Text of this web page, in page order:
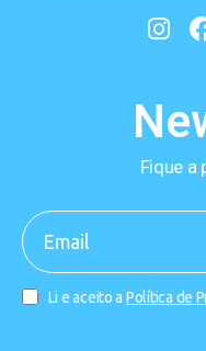
Fique a
Li e aceito a Política de